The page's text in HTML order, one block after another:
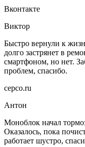
Вконтакте
Виктор
Быстро вернули к
долго застрянет в
смартфоном, но нет.
проблем, спасибо.
серсо.ru
Антон
Моноблок начал
Оказалось, пока
работает шустро,